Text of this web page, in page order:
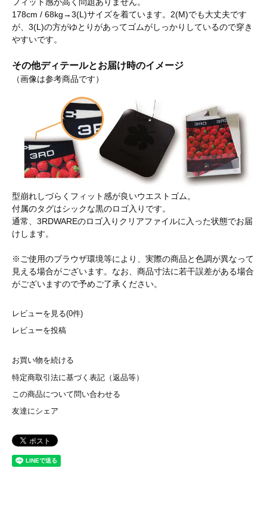
178cm / 68kg→3(L)サイズを着ています。2(M)でも大丈夫です
が、3(L)の方がゆとりがあってゴムがしっかりしているので穿き
やすいです。
その他ディテールとお届け時のイメージ
（画像は参考商品です）
型崩れしづらくフィット感が良いウエストゴム。
付属のタグはシックな黒のロゴ入りです。
通常、3RDWAREのロゴ入りクリアファイルに入った状態でお届
けします。
※ご使用のブラウザ環境等により、実際の商品と色調が異なって
見える場合がございます。なお、商品寸法に若干誤差がある場合
がございますので予めご了承ください。
レビューを見る(0件)
レビューを投稿
お買い物を続ける
特定商取引法に基づく表記（返品等）
この商品について問い合わせる
友達にシェア